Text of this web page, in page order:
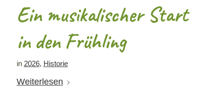
Ein musikalischer Start
in den Frühling
in 2026, Historie
Weiterlesen